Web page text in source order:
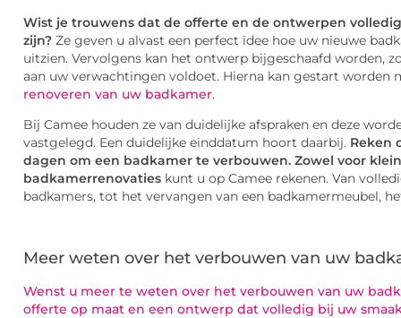
Wist je trouwens dat de offerte en de ontwerpen
zijn? Ze geven u alvast een perfect idee hoe uw nieuwe
uitzien. Vervolgens kan het ontwerp bijgeschaafd worden,
aan uw verwachtingen voldoet. Hierna kan gestart worden
renoveren van uw badkamer.
Bij Camee houden ze van duidelijke afspraken en deze
vastgelegd. Een duidelijke einddatum hoort daarbij. Reken
dagen om een badkamer te verbouwen. Zowel voor
badkamerrenovaties kunt u op Camee rekenen. Van
badkamers, tot het vervangen van een badkamermeubel,
Meer weten over het verbouwen van uw
Wenst u meer te weten over het verbouwen van uw
offerte op maat en een ontwerp dat volledig bij uw